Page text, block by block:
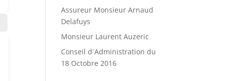
Assureur Monsieur Arnaud
Delafuys
Monsieur Laurent Auzeric
Conseil d´Administration du
18 Octobre 2016